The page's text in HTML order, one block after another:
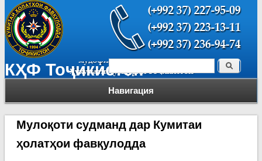
КҲФ Тоҷикистон
Навигация
Форма поиска Поиск
Мулоқоти судманд дар Кумитаи
ҳолатҳои фавқулодда